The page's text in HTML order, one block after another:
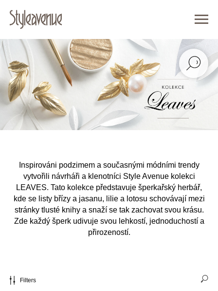
Inspirováni podzimem a současnými módními trendy
vytvořili návrháři a klenotníci Style Avenue kolekci
LEAVES. Tato kolekce představuje šperkařský herbář,
kde se listy břízy a jasanu, lilie a lotosu schovávají mezi
stránky tlusté knihy a snaží se tak zachovat svou krásu.
Zde každý šperk udivuje svou lehkostí, jednoduchostí a
přirozeností.
Filters